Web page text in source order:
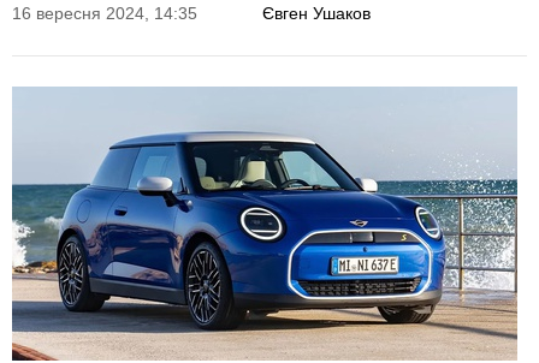
Євген Ушаков
16 вересня 2024, 14:35